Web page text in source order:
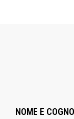
NOME E